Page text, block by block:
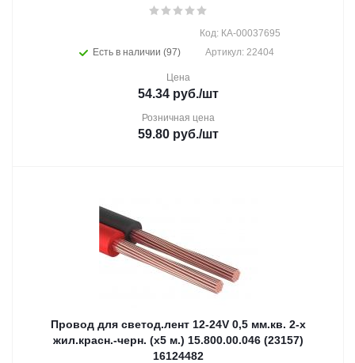
Есть в наличии (97)
Код: КА-00037695
Артикул: 22404
Цена
54.34 руб./шт
Розничная цена
59.80 руб./шт
Провод для светод.лент 12-24V 0,5 мм.кв. 2-х
жил.красн.-черн. (х5 м.) 15.800.00.046 (23157)
16124482